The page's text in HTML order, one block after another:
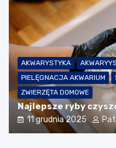
AKWARYSTYKA
PIELĘGNACJA AKWARIUM
ZWIERZĘTA DOMOWE
Najlepsze ryby
11 grudnia 2025